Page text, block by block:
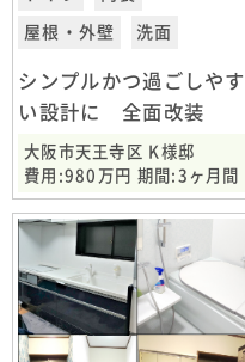
屋根・外壁 洗面
シンプルかつ過ごしやす
い設計に 全面改装
大阪市天王寺区 K様邸
費用:980万円 期間:3ヶ月間